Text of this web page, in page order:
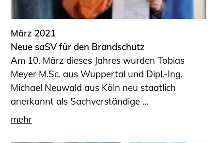
März 2021
Neue saSV für den Brandschutz
Am 10. März dieses Jahres wurden Tobias
Meyer M.Sc. aus Wuppertal und Dipl.-Ing.
Michael Neuwald aus Köln neu staatlich
anerkannt als Sachverständige ...
mehr